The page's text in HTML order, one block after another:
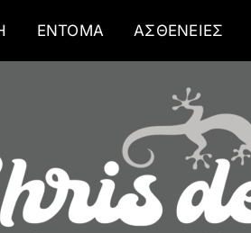
ΕΝΤΟΜΑ ΑΣΘΕΝΕΙΕΣ